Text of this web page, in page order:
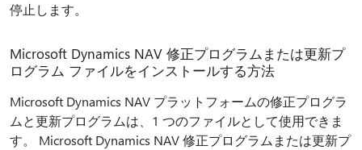
停止します。
Microsoft Dynamics NAV 修正プログラムまたは更新プ
ログラム ファイルをインストールする方法
Microsoft Dynamics NAV プラットフォームの修正プログラ
ムと更新プログラムは、1 つのファイルとして使用できま
す。 Microsoft Dynamics NAV 修正プログラムまたは更新プ